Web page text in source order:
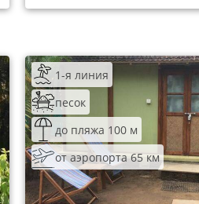
1-я линия
песок
до пляжа 100 м
от аэропорта 65 км